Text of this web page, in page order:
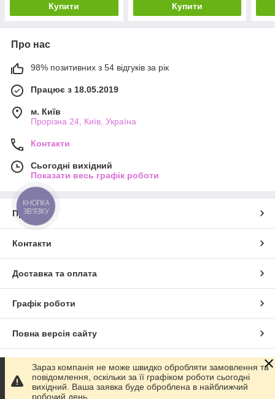
Купити Купити
Про нас
98% позитивних з 54 відгуків за рік
Працює з 18.05.2019
м. Київ
Прорізна 24, Київ, Україна
Контакти
Сьогодні вихідний
Показати весь графік роботи
Про нас
Контакти
Доставка та оплата
Графік роботи
Повна версія сайту
Сайт створено на маркетплейсі Prom.ua
Політика конфіденційності
Зараз компанія не може швидко обробляти замовлення та
повідомлення, оскільки за її графіком роботи сьогодні
вихідний. Ваша заявка буде оброблена в найближчий
робочий день.
КНОПКА
ЗВ'ЯЗКУ